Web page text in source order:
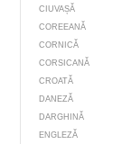
CIUVAȘĂ
COREEANĂ
CORNICĂ
CORSICANĂ
CROATĂ
DANEZĂ
DARGHINĂ
ENGLEZĂ